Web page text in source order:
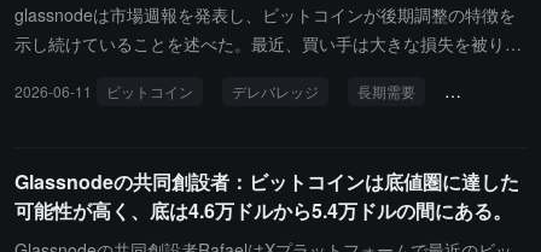
glassnodeは市場週報を発表し、ビットコインが後期調整の特徴を
示し続けていることを述べた。最近、買い手は大きな損失を被り、
少している。ビットコイン価格が6万ドル近くに下落したことで、
ットには寄与したが、現物需要は依然として実質的な回復を見せて
いない。オプション市場は依然として防御的な姿勢を保ち、暗黙の
ボラティリティは高止まりしており、下方保護の需要は強く、トレ
2026-06-11 ビットコイン デレバレッジ 長期需要 リスク嗜好
Glassnodeの共同創設者：ビットコインは底値圏に達した
可能性が高く、底は4.6万ドルから5.4万ドルの間にある。